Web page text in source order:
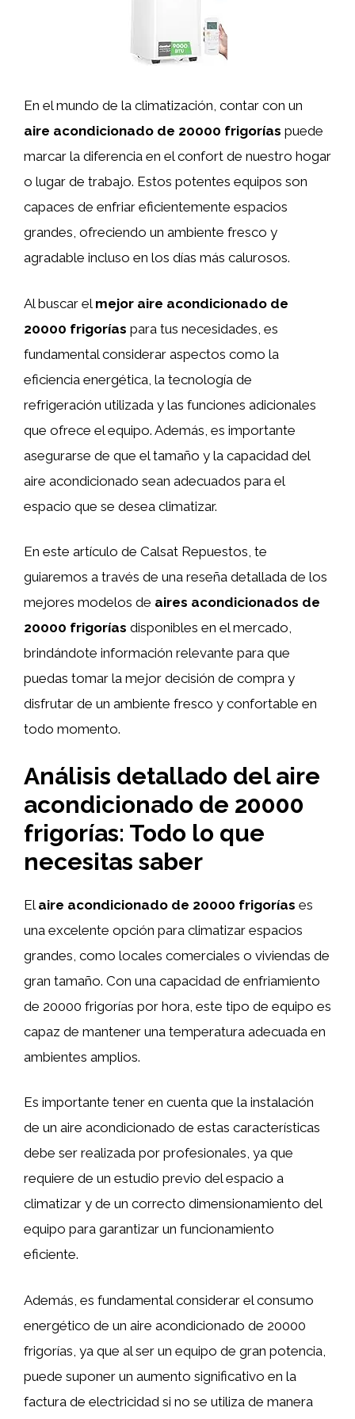
En el mundo de la climatización, contar con un
aire acondicionado de 20000 frigorías puede
marcar la diferencia en el confort de nuestro hogar
o lugar de trabajo. Estos potentes equipos son
capaces de enfriar eficientemente espacios
grandes, ofreciendo un ambiente fresco y
agradable incluso en los días más calurosos.
Al buscar el mejor aire acondicionado de
20000 frigorías para tus necesidades, es
fundamental considerar aspectos como la
eficiencia energética, la tecnología de
refrigeración utilizada y las funciones adicionales
que ofrece el equipo. Además, es importante
asegurarse de que el tamaño y la capacidad del
aire acondicionado sean adecuados para el
espacio que se desea climatizar.
En este artículo de Calsat Repuestos, te
guiaremos a través de una reseña detallada de los
mejores modelos de aires acondicionados de
20000 frigorías disponibles en el mercado,
brindándote información relevante para que
puedas tomar la mejor decisión de compra y
disfrutar de un ambiente fresco y confortable en
todo momento.
Análisis detallado del aire
acondicionado de 20000
frigorías: Todo lo que
necesitas saber
El aire acondicionado de 20000 frigorías es
una excelente opción para climatizar espacios
grandes, como locales comerciales o viviendas de
gran tamaño. Con una capacidad de enfriamiento
de 20000 frigorías por hora, este tipo de equipo es
capaz de mantener una temperatura adecuada en
ambientes amplios.
Es importante tener en cuenta que la instalación
de un aire acondicionado de estas características
debe ser realizada por profesionales, ya que
requiere de un estudio previo del espacio a
climatizar y de un correcto dimensionamiento del
equipo para garantizar un funcionamiento
eficiente.
Además, es fundamental considerar el consumo
energético de un aire acondicionado de 20000
frigorías, ya que al ser un equipo de gran potencia,
puede suponer un aumento significativo en la
factura de electricidad si no se utiliza de manera